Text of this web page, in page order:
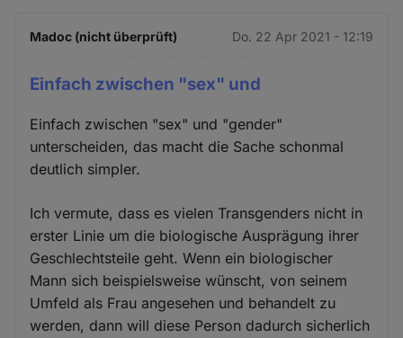
Madoc (nicht überprüft) Do. 22 Apr 2021 - 12:19
Einfach zwischen "sex" und
Einfach zwischen "sex" und "gender"
unterscheiden, das macht die Sache schonmal
deutlich simpler.
Ich vermute, dass es vielen Transgenders nicht in
erster Linie um die biologische Ausprägung ihrer
Geschlechtsteile geht. Wenn ein biologischer
Mann sich beispielsweise wünscht, von seinem
Umfeld als Frau angesehen und behandelt zu
werden, dann will diese Person dadurch sicherlich